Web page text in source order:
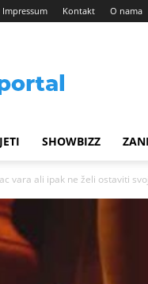
Impressum Kontakt O nama
SHOWBIZZ
vara ali ipak ne želi ostaviti